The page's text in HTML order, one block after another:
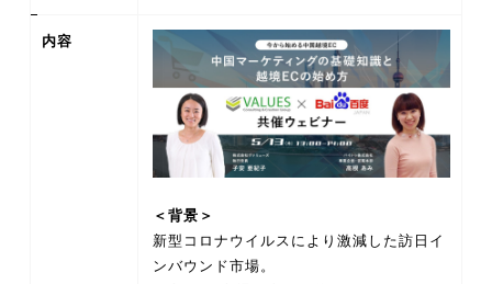
内容
＜背景＞
新型コロナウイルスにより激減した訪日イ
ンバウンド市場。